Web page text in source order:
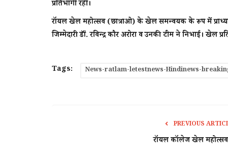
प्रतिभागी रही।
राॅयल खेल महोत्सव (छात्राओ) के खेल समन्वयक के रूप में
जिम्मेदारी डाॅं. रविन्द्र कौर अरोरा व उनकी टीम ने निभाई। खेल
Tags: News-ratlam-letestnews-Hindinews-
PREVIOUS
राॅयल काॅलेज खेल